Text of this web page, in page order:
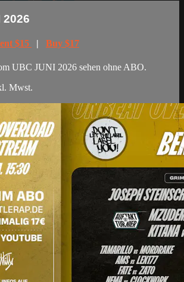
2026
$15 | Buy $17
UBC JUNI 2026 sehen ohne ABO.
Mwst.